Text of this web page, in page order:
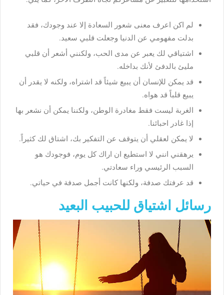
لم اكن اعرف معنى شعور السعادة إلا عند وجودك، فقد
بدلت مفهومي عن الدنيا وجعلت قلبي سعيد.
اشتياقي لك يعبر عن مدى الحب، ولكنني أشعر أن قلبي
مليئ بالدفئ لأنك بداخله.
قد يمكن للإنسان أن يبيع شيئاً قد اشتراه، ولكنه لا يقدر أن
يبيع قلباً قد هواه.
الغربة ليست فقط مغادرة الوطن، ولكننا يمكن أن نشعر بها
إذا غادر احبائنا.
لا يمكن لعقلي أن يتوقف عن التفكير بك، اشتاق لك كثيراً.
يرهقني انني لا استطيع ان اراك كل يوم، فوجودك هو
السبب الرئيسي وراء سعادتي.
قد عرفتك صدفة، ولكنها كانت أجمل صدفة في حياتي.
رسائل اشتياق للحبيب البعيد